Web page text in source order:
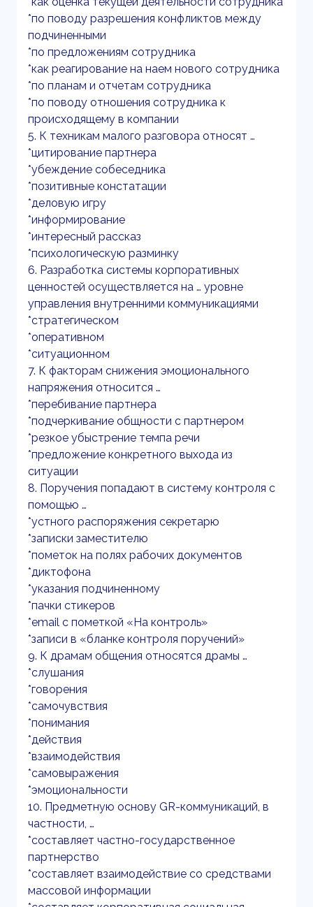
*по поводу разрешения конфликтов между
подчиненными
*по предложениям сотрудника
*как реагирование на наем нового сотрудника
*по планам и отчетам сотрудника
*по поводу отношения сотрудника к
происходящему в компании
5. К техникам малого разговора относят …
*цитирование партнера
*убеждение собеседника
*позитивные констатации
*деловую игру
*информирование
*интересный рассказ
*психологическую разминку
6. Разработка системы корпоративных
ценностей осуществляется на … уровне
управления внутренними коммуникациями
*стратегическом
*оперативном
*ситуационном
7. К факторам снижения эмоционального
напряжения относится …
*перебивание партнера
*подчеркивание общности с партнером
*резкое убыстрение темпа речи
*предложение конкретного выхода из
ситуации
8. Поручения попадают в систему контроля с
помощью …
*устного распоряжения секретарю
*записки заместителю
*пометок на полях рабочих документов
*диктофона
*указания подчиненному
*пачки стикеров
*email с пометкой «На контроль»
*записи в «бланке контроля поручений»
9. К драмам общения относятся драмы …
*слушания
*говорения
*самочувствия
*понимания
*действия
*взаимодействия
*самовыражения
*эмоциональности
10. Предметную основу GR-коммуникаций, в
частности, …
*составляет частно-государственное
партнерство
*составляет взаимодействие со средствами
массовой информации